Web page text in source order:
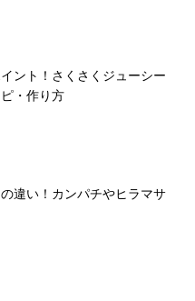
ント！さくさくジューシー
・作り方
違い！カンパチやヒラマサ